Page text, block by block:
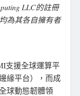
LLC的註冊
為其各自擁有者
支援全球運算平
緣平台），而成
球動態韌體領